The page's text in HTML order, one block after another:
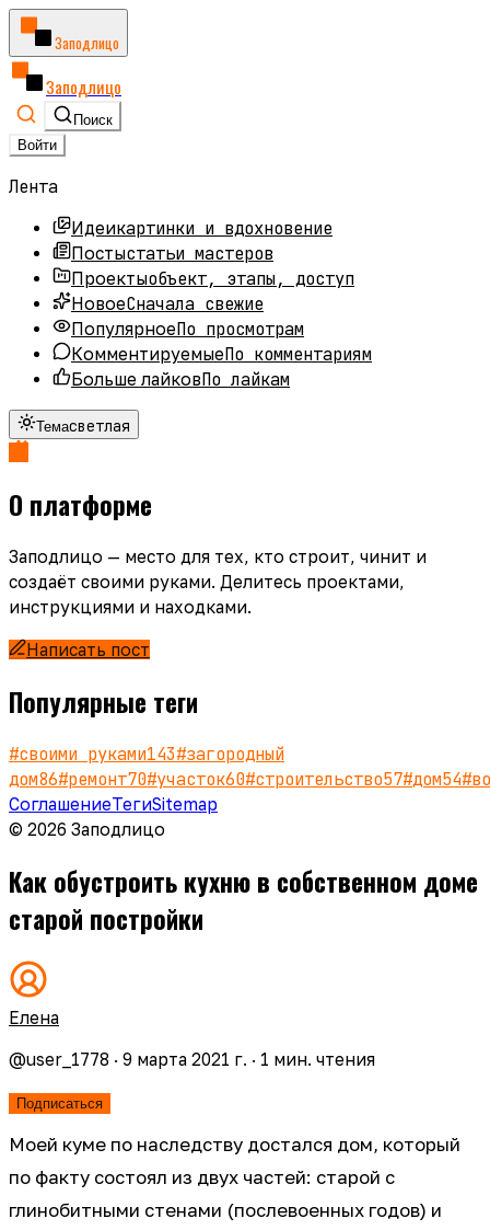
Заподлицо
Заподлицо
Поиск
Войти
Лента
Идеикартинки и вдохновение
Постыстатьи мастеров
Проектыобъект, этапы, доступ
НовоеСначала свежие
ПопулярноеПо просмотрам
КомментируемыеПо комментариям
Больше лайковПо лайкам
Темасветлая
О платформе
Заподлицо — место для тех, кто строит, чинит и
создаёт своими руками. Делитесь проектами,
инструкциями и находками.
Написать пост
Популярные теги
#своими руками143#загородный
дом86#ремонт70#участок60#строительство57#дом54#
СоглашениеТегиSitemap
© 2026 Заподлицо
Как обустроить кухню в собственном доме
старой постройки
Елена
@user_1778 · 9 марта 2021 г. · 1 мин. чтения
Подписаться
Моей куме по наследству достался дом, который
по факту состоял из двух частей: старой с
глинобитными стенами (послевоенных годов) и